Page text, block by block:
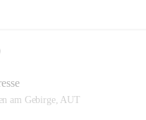
am Gebirge, AUT